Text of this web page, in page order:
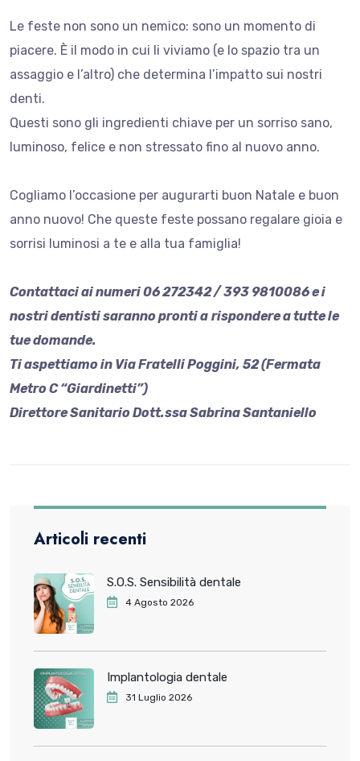
Le feste non sono un nemico: sono un momento di
piacere. È il modo in cui li viviamo (e lo spazio tra un
assaggio e l’altro) che determina l’impatto sui nostri
denti.
Questi sono gli ingredienti chiave per un sorriso sano,
luminoso, felice e non stressato fino al nuovo anno.
Cogliamo l’occasione per augurarti buon Natale e buon
anno nuovo! Che queste feste possano regalare gioia e
sorrisi luminosi a te e alla tua famiglia!
Contattaci ai numeri 06 272342 / 393 9810086 e i
nostri dentisti saranno pronti a rispondere a tutte le
tue domande.
Ti aspettiamo in Via Fratelli Poggini, 52 (Fermata
Metro C “Giardinetti”)
Direttore Sanitario Dott.ssa Sabrina Santaniello
Articoli recenti
S.O.S. Sensibilità dentale
4 Agosto 2026
Implantologia dentale
31 Luglio 2026